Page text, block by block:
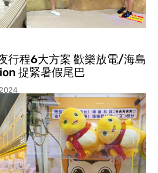
行程6大方案 歡樂放電/海島
捉緊暑假尾巴